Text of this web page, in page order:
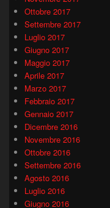
Ottobre 2017
Settembre 2017
Luglio 2017
Giugno 2017
Maggio 2017
Aprile 2017
Marzo 2017
Febbraio 2017
Gennaio 2017
Dicembre 2016
Novembre 2016
Ottobre 2016
Settembre 2016
Agosto 2016
Luglio 2016
Giugno 2016